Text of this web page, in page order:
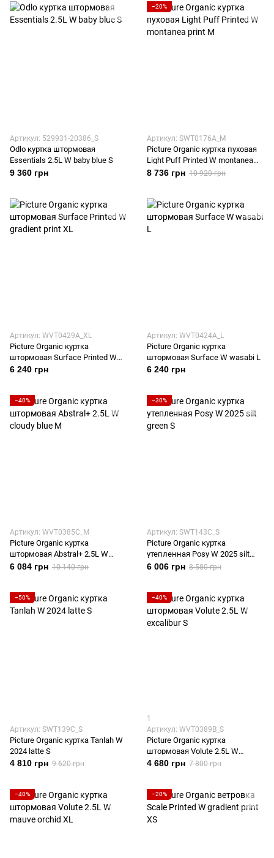
Артикул: 529931-20386_S
Odlo куртка штормовая
Essentials 2.5L W baby blue S
9 360 грн
−20%
Артикул: SWT0176A_M
Picture Organic куртка пуховая
Light Puff Printed W montanea
print M
8 736 грн 10 920 грн
Артикул: WVT0429A_XL
Picture Organic куртка
штормовая Surface Printed W
gradient print XL
6 240 грн
Артикул: WVT0424A_L
Picture Organic куртка
штормовая Surface W wasabi L
6 240 грн
−40%
Артикул: WVT0385C_M
Picture Organic куртка
штормовая Abstral+ 2.5L W
cloudy blue M
6 084 грн 10 140 грн
−30%
Артикул: SWT143C_S
Picture Organic куртка
утепленная Posy W 2025 silt
green S
6 006 грн 8 580 грн
−50%
Артикул: SWT139C_S
Picture Organic куртка Tanlah W
2024 latte S
4 810 грн 9 620 грн
−40%
1
Артикул: WVT0389B_S
Picture Organic куртка
штормовая Volute 2.5L W
excalibur S
4 680 грн 7 800 грн
−40% −20%